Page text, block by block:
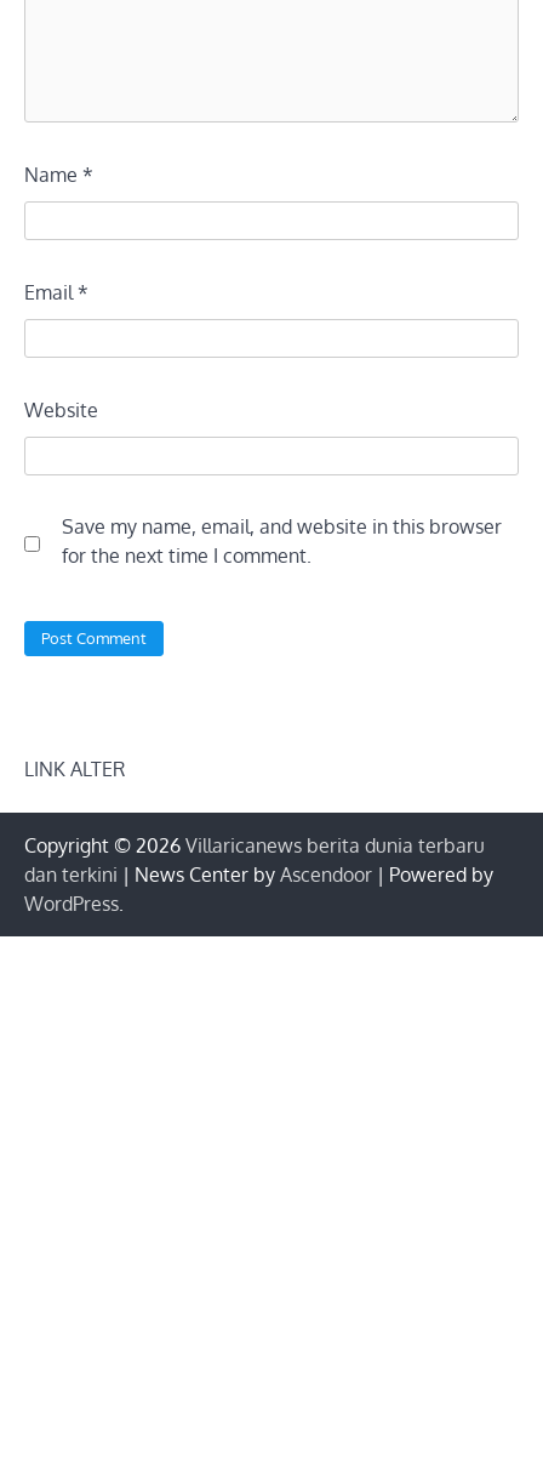
Name *
Email *
Website
Save my name, email, and website in this browser
for the next time I comment.
LINK ALTER
Copyright © 2026 Villaricanews berita dunia terbaru
dan terkini | News Center by Ascendoor | Powered by
WordPress.